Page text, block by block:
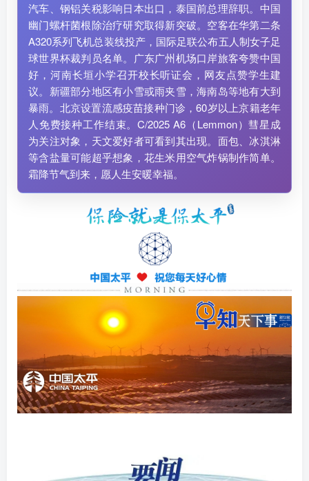
汽车、钢铝关税影响日本出口，泰国前总理辞职。中国
幽门螺杆菌根除治疗研究取得新突破。空客在华第二条
A320系列飞机总装线投产，国际足联公布五人制女子足
球世界杯裁判员名单。广东广州机场口岸旅客夸赞中国
好，河南长垣小学召开校长听证会，网友点赞学生建
议。新疆部分地区有小雪或雨夹雪，海南岛等地有大到
暴雨。北京设置流感疫苗接种门诊，60岁以上京籍老年
人免费接种工作结束。C/2025 A6（Lemmon）彗星成
为关注对象，天文爱好者可看到其出现。面包、冰淇淋
等含盐量可能超乎想象，花生米用空气炸锅制作简单。
霜降节气到来，愿人生安暖幸福。